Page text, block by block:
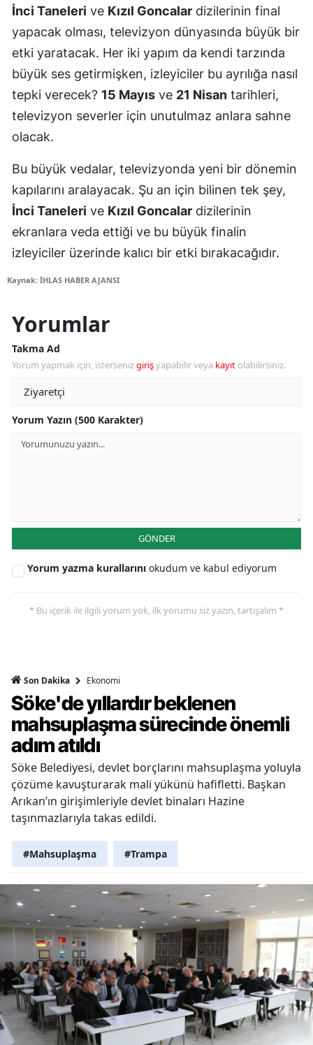
İnci Taneleri ve Kızıl Goncalar dizilerinin final
yapacak olması, televizyon dünyasında büyük bir
etki yaratacak. Her iki yapım da kendi tarzında
büyük ses getirmişken, izleyiciler bu ayrılığa nasıl
tepki verecek? 15 Mayıs ve 21 Nisan tarihleri,
televizyon severler için unutulmaz anlara sahne
olacak.
Bu büyük vedalar, televizyonda yeni bir dönemin
kapılarını aralayacak. Şu an için bilinen tek şey,
İnci Taneleri ve Kızıl Goncalar dizilerinin
ekranlara veda ettiği ve bu büyük finalin
izleyiciler üzerinde kalıcı bir etki bırakacağıdır.
Kaynak: İHLAS HABER AJANSI
Yorumlar
Takma Ad
Yorum yapmak için, istersenizgirişyapabilir veya kayıt olabilirsiniz.
Yorum Yazın (500 Karakter)
GÖNDER
Yorum yazma kurallarını okudum ve kabul ediyorum
* Bu içerik ile ilgili yorum yok, ilk yorumu siz yazın, tartışalım *
Son Dakika Ekonomi
Söke'de yıllardır beklenen
mahsuplaşma sürecinde önemli
adım atıldı
Söke Belediyesi, devlet borçlarını mahsuplaşma yoluyla
çözüme kavuşturarak mali yükünü hafifletti. Başkan
Arıkan’ın girişimleriyle devlet binaları Hazine
taşınmazlarıyla takas edildi.
#Mahsuplaşma #Trampa